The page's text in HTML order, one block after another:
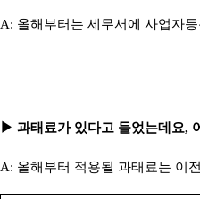
A: 올해부터는 세무서에 사업자
▶ 과태료가 있다고 들었는데요,
A: 올해부터 적용될 과태료는 이